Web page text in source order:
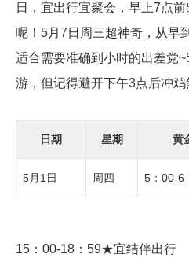
日，宜出行宜聚会，早上7点
呢！5月7日周三超神奇，从早
适合需要准确到小时的出差党
游，但记得避开下午3点后冲鸡
日期 星期 黄
5月1日 周四 5：00-6
15：00-18：59★宜结伴出行